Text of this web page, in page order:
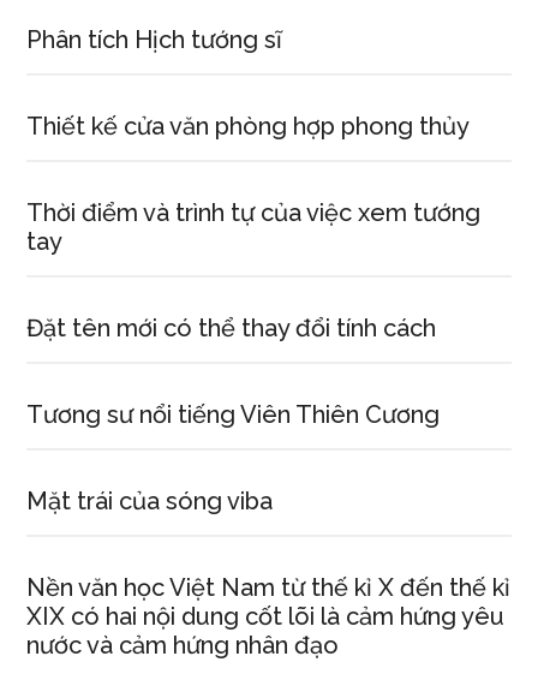
Phân tích Hịch tướng sĩ
Thiết kế cửa văn phòng hợp phong thủy
Thời điểm và trình tự của việc xem tướng
tay
Đặt tên mới có thể thay đổi tính cách
Tương sư nổi tiếng Viên Thiên Cương
Mặt trái của sóng viba
Nền văn học Việt Nam từ thế kỉ X đến thế kỉ
XIX có hai nội dung cốt lõi là cảm hứng yêu
nước và cảm hứng nhân đạo